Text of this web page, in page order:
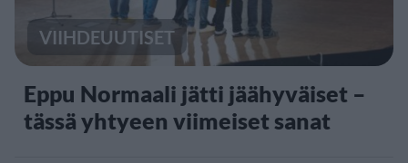
VIIHDEUUTISET
Eppu Normaali jätti jäähyväiset –
tässä yhtyeen viimeiset sanat